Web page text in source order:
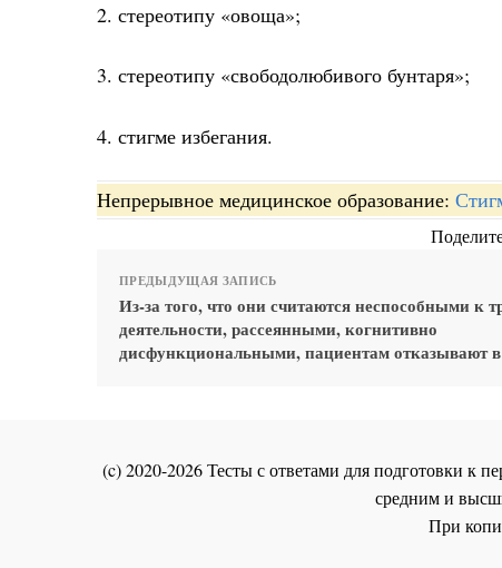
2. стереотипу «овоща»;
3. стереотипу «свободолюбивого бунтаря»;
4. стигме избегания.
Непрерывное медицинское образование:
ПРЕДЫДУЩАЯ ЗАПИСЬ
Из-за того, что они считаются неспособными к
деятельности, рассеянными, когнитивно
дисфункциональными, пациентам отказывают в
(c) 2020-2026 Тесты с ответами для подготовки к
средним и
При